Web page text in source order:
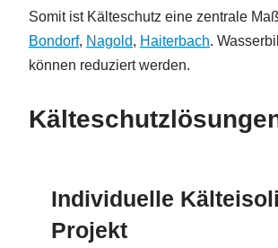
Somit ist Kälteschutz eine zentrale
Bondorf, Nagold, Haiterbach.
können reduziert werden.
Individuelle
Projekt